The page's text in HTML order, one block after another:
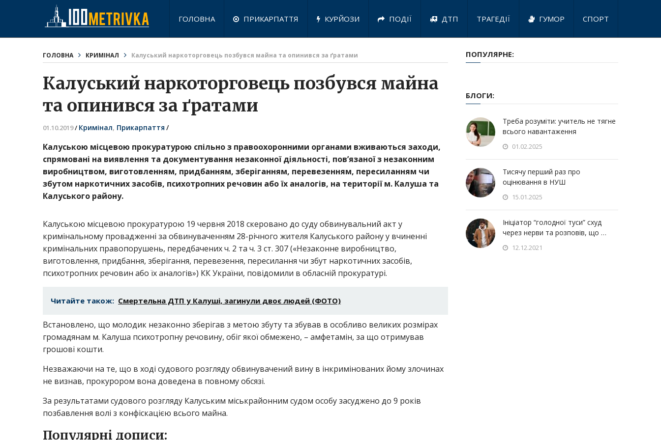
ГОЛОВНА ПРИКАРПАТТЯ КУРЙОЗИ ПОДІЇ ДТП ТРАГЕДІЇ ГУМОР СПОРТ
ГОЛОВНА КРИМІНАЛ Калуський наркоторговець позбувся майна та опинився за ґратами
Калуський наркоторговець позбувся майна
та опинився за ґратами
01.10.2019/ Кримінал, Прикарпаття /
Калуською місцевою прокуратурою спільно з правоохоронними органами вживаються заходи,
спрямовані на виявлення та документування незаконної діяльності, пов’язаної з незаконним
виробництвом, виготовленням, придбанням, зберіганням, перевезенням, пересиланням чи
збутом наркотичних засобів, психотропних речовин або їх аналогів, на території м. Калуша та
Калуського району.
Калуською місцевою прокуратурою 19 червня 2018 скеровано до суду обвинувальний акт у
кримінальному провадженні за обвинуваченням 28-річного жителя Калуського району у вчиненні
кримінальних правопорушень, передбачених ч. 2 та ч. 3 ст. 307 («Незаконне виробництво,
виготовлення, придбання, зберігання, перевезення, пересилання чи збут наркотичних засобів,
психотропних речовин або їх аналогів») КК України, повідомили в обласній прокуратурі.
Читайте також: Смертельна ДТП у Калуші, загинули двоє людей (ФОТО)
Встановлено, що молодик незаконно зберігав з метою збуту та збував в особливо великих розмірах
громадянам м. Калуша психотропну речовину, обіг якої обмежено, – амфетамін, за що отримував
грошові кошти.
Незважаючи на те, що в ході судового розгляду обвинувачений вину в інкримінованих йому злочинах
не визнав, прокурором вона доведена в повному обсязі.
За результатами судового розгляду Калуським міськрайонним судом особу засуджено до 9 років
позбавлення волі з конфіскацією всього майна.
Популярні дописи:
ПОПУЛЯРНЕ:
БЛОГИ:
Треба розуміти: учитель не тягне
всього навантаження
01.02.2025
Тисячу перший раз про
оцінювання в НУШ
15.01.2025
Ініціатор “голодної туси” схуд
через нерви та розповів, що …
12.12.2021